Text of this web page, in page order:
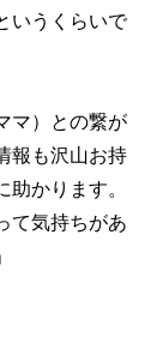
いうくらいで
マ）との繋が
報も沢山お持
かります。
て気持ちがあ